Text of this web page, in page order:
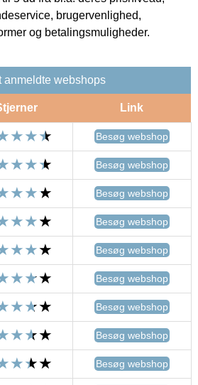
brugervenlighed,
og betalingsmuligheder.
anmeldte webshops
Link
Besøg webshop
Besøg webshop
Besøg webshop
Besøg webshop
Besøg webshop
Besøg webshop
Besøg webshop
Besøg webshop
Besøg webshop